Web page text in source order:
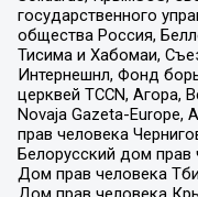
государственного
общества Россия,
Тисима и Хабомаи,
Интернешнл, Фонд
церквей TCCN, Агора,
Novaja Gazeta-Europe,
прав человека
Белорусский дом прав
Дом прав человека